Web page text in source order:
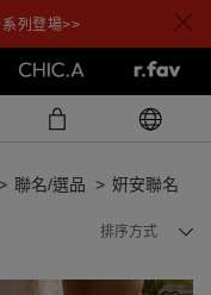
列登場>>
聯名/選品 姸安聯名
排序方式